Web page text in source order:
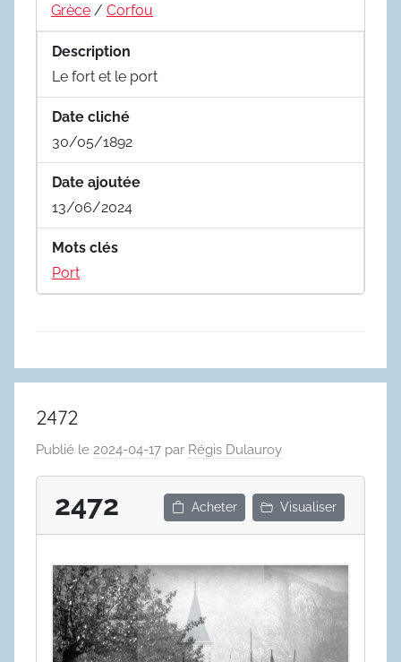
Grèce / Corfou
Description
Le fort et le port
Date cliché
30/05/1892
Date ajoutée
13/06/2024
Mots clés
Port
2472
Publié le 2024-04-17 par Régis Dulauroy
2472 Acheter Visualiser